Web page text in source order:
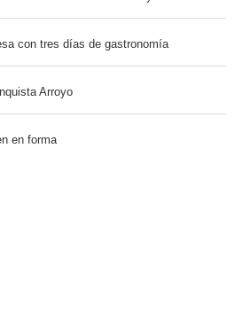
con tres días de gastronomía
Arroyo
en forma